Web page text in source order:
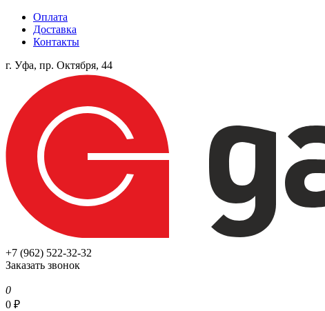
Оплата
Доставка
Контакты
г. Уфа, пр. Октября, 44
+7 (962) 522-32-32
Заказать звонок
0
0 ₽